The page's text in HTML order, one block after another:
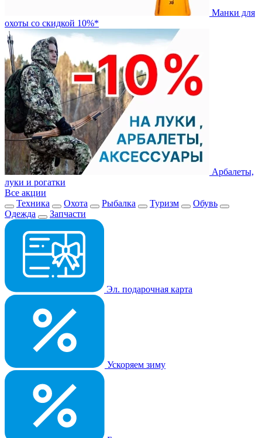
Манки для
охоты со скидкой 10%*
Арбалеты,
луки и рогатки
Все акции
Техника
Охота Рыбалка Туризм
Обувь
Одежда
Запчасти
Эл. подарочная карта
Ускоряем зиму